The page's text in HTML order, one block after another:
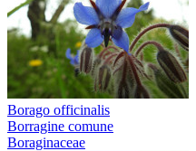
Borago officinalis
Borragine comune
Boraginaceae